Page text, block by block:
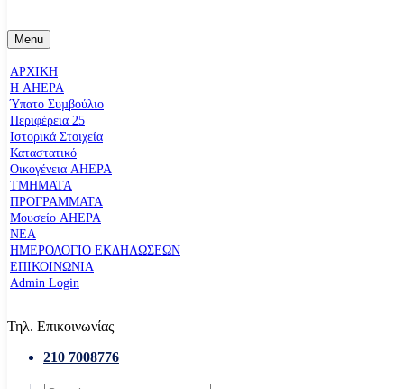
Menu
ΑΡΧΙΚΗ
Η AHEPA
Ύπατο Συµβούλιο
Περιφέρεια 25
Ιστορικά Στοιχεία
Καταστατικό
Οικογένεια AHEPA
ΤΜΗΜΑΤΑ
ΠΡΟΓΡΑΜΜΑΤΑ
Μουσείο AHEPA
ΝΕΑ
ΗΜΕΡΟΛΟΓΙΟ ΕΚΔΗΛΩΣΕΩΝ
ΕΠΙΚΟΙΝΩΝΙΑ
Admin Login
Τηλ. Επικοινωνίας
210 7008776